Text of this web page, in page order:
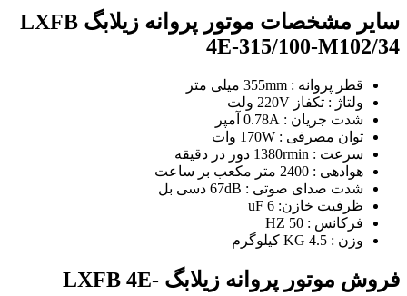
سایر مشخصات موتور پروانه زیلابگ LXFB
4E-315/100-M102/34
قطر پروانه : 355mm میلی متر
ولتاژ : تکفاز 220V ولت
شدت جریان : 0.78A آمپر
توان مصرفی : 170W وات
سرعت : 1380rmin دور در دقیقه
هوادهی : 2400 متر مکعب بر ساعت
شدت صدای صوتی : 67dB دسی بل
ظرفیت خازن: 6 uF
فرکانس : 50 HZ
وزن : 4.5 KG کیلوگرم
فروش موتور پروانه زیلابگ LXFB 4E-